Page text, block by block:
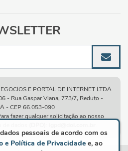
pessoais de acordo com os
e Política de Privacidade e, ao
E PORTAL DE INTERNET LTDA
- Rua Gaspar Viana, 773/7, Reduto -
- CEP 66.053-090
fazer qualquer solicitação ao nosso